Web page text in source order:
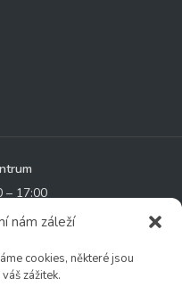
nám záleží
cookies, některé jsou
zážitek.
– 17:00
– 18:00